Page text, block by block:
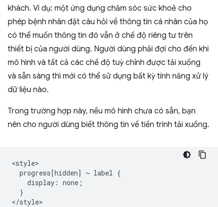
khách. Ví dụ: một ứng dụng chăm sóc sức khoẻ cho
phép bệnh nhân đặt câu hỏi về thông tin cá nhân của họ
có thể muốn thông tin đó vẫn ở chế độ riêng tư trên
thiết bị của người dùng. Người dùng phải đợi cho đến khi
mô hình và tất cả các chế độ tuỳ chỉnh được tải xuống
và sẵn sàng thì mới có thể sử dụng bất kỳ tính năng xử lý
dữ liệu nào.
Trong trường hợp này, nếu mô hình chưa có sẵn, bạn
nên cho người dùng biết thông tin về tiến trình tải xuống.
<style>
  progress[hidden] ~ label {
    display: none;
  }
</style>